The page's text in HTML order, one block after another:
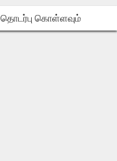
தொடர்பு கொள்ளவும்